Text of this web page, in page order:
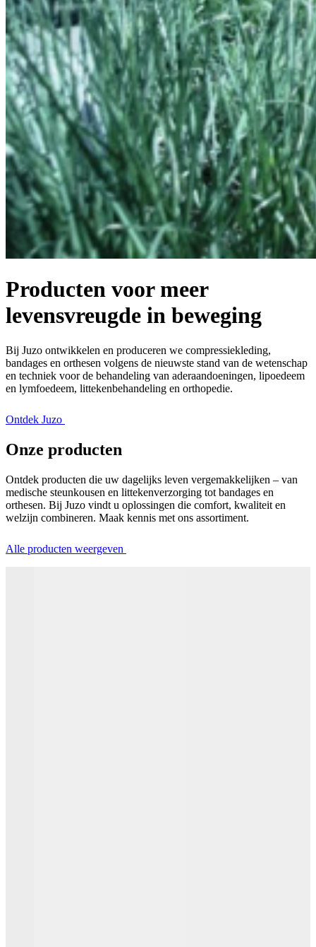
Producten voor meer
levensvreugde in beweging
Bij Juzo ontwikkelen en produceren we compressiekleding,
bandages en orthesen volgens de nieuwste stand van de wetenschap
en techniek voor de behandeling van aderaandoeningen, lipoedeem
en lymfoedeem, littekenbehandeling en orthopedie.
Ontdek Juzo
Onze producten
Ontdek producten die uw dagelijks leven vergemakkelijken – van
medische steunkousen en littekenverzorging tot bandages en
orthesen. Bij Juzo vindt u oplossingen die comfort, kwaliteit en
welzijn combineren. Maak kennis met ons assortiment.
Alle producten weergeven